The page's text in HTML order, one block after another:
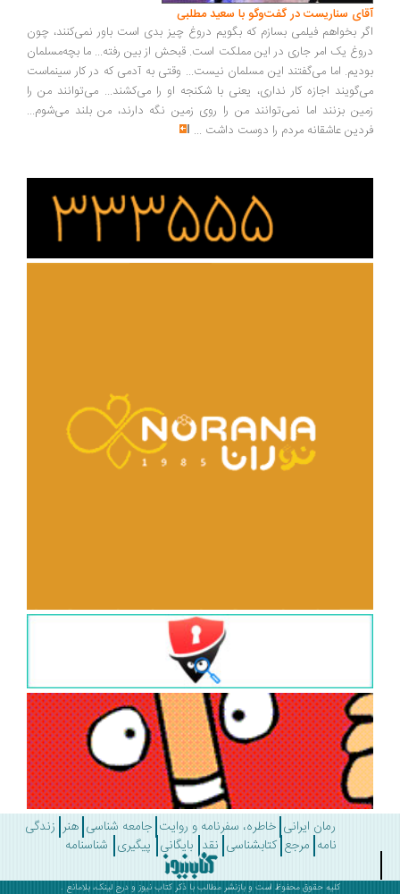
آقای سناریست در گفت‌وگو با سعید مطلبی
اگر بخواهم فیلمی بسازم که بگویم دروغ چیز بدی است باور نمی‌کنند، چون
دروغ یک امر جاری در این مملکت است. قبحش از بین رفته... ما بچه‌مسلمان
بودیم. اما می‌گفتند این مسلمان نیست... وقتی به آدمی که در کار سینماست
می‌گویند اجازه کار نداری، یعنی با شکنجه او را می‌کشند... می‌توانند من را
زمین بزنند اما نمی‌توانند من را روی زمین نگه دارند، من بلند می‌شوم...
فردین عاشقانه مردم را دوست داشت ...
رمان ایرانی خاطره، سفرنامه و روایت جامعه شناسی هنر زندگی
نامه مرجع کتابشناسی نقد بایگانی پیگیری شناسنامه
کلیه حقوق محفوظ است و بازنشر مطالب با ذکرکتاب نیوز و درج لینک، بلامانع .